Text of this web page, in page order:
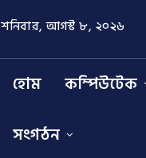
শনিবার, আগস্ট ৮, ২০২৬
হোম কম্পিউটেক
সংগঠন